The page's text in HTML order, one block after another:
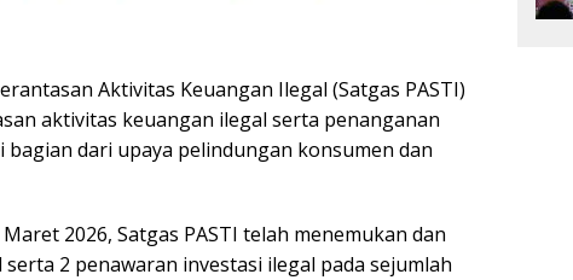
Aktivitas Keuangan Ilegal (Satgas PASTI)
aktivitas keuangan ilegal serta penanganan
dari upaya pelindungan konsumen dan
2026, Satgas PASTI telah menemukan dan
2 penawaran investasi ilegal pada sejumlah